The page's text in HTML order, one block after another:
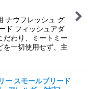
ナウフレッシュ グ
ド フィッシュアダ
だわり、ミートミー
を一切使用せず、主
ー スモールブリード